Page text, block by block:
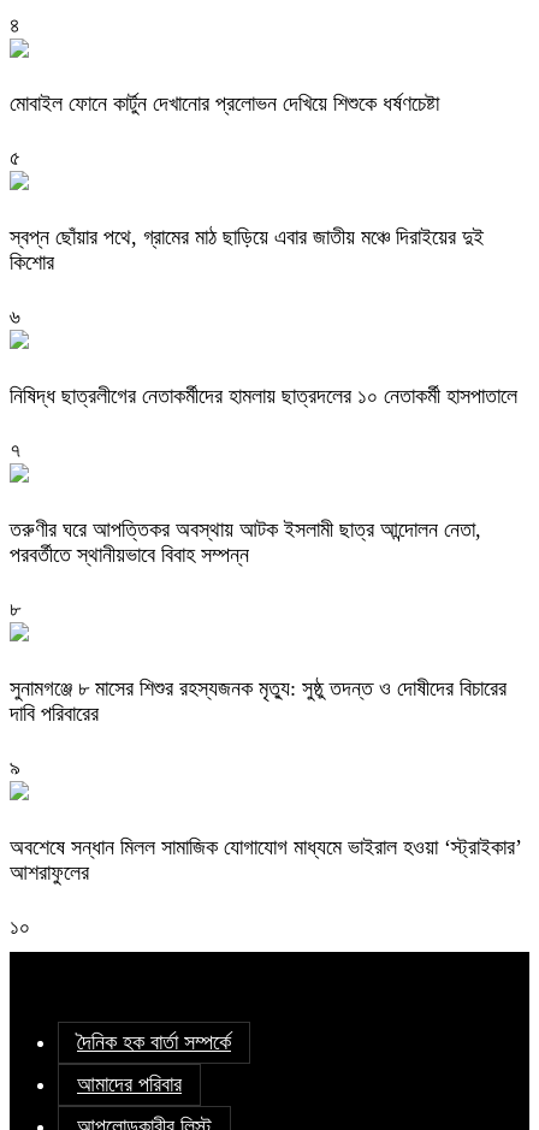
৪
মোবাইল ফোনে কার্টুন দেখানোর প্রলোভন দেখিয়ে শিশুকে ধর্ষণচেষ্টা
৫
স্বপ্ন ছোঁয়ার পথে, গ্রামের মাঠ ছাড়িয়ে এবার জাতীয় মঞ্চে দিরাইয়ের দুই
কিশোর
৬
নিষিদ্ধ ছাত্রলীগের নেতাকর্মীদের হামলায় ছাত্রদলের ১০ নেতাকর্মী হাসপাতালে
৭
তরুণীর ঘরে আপত্তিকর অবস্থায় আটক ইসলামী ছাত্র আন্দোলন নেতা,
পরবর্তীতে স্থানীয়ভাবে বিবাহ সম্পন্ন
৮
সুনামগঞ্জে ৮ মাসের শিশুর রহস্যজনক মৃত্যু: সুষ্ঠু তদন্ত ও দোষীদের বিচারের
দাবি পরিবারের
৯
অবশেষে সন্ধান মিলল সামাজিক যোগাযোগ মাধ্যমে ভাইরাল হওয়া ‘স্ট্রাইকার’
আশরাফুলের
১০
দৈনিক হক বার্তা সম্পর্কে
আমাদের পরিবার